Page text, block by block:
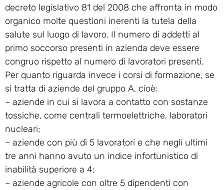
decreto legislativo 81 del 2008 che affronta in modo
organico molte questioni inerenti la tutela della
salute sul luogo di lavoro. Il numero di addetti al
primo soccorso presenti in azienda deve essere
congruo rispetto al numero di lavoratori presenti.
Per quanto riguarda invece i corsi di formazione, se
si tratta di aziende del gruppo A, cioè:
– aziende in cui si lavora a contatto con sostanze
tossiche, come centrali termoelettriche, laboratori
nucleari;
– aziende con più di 5 lavoratori e che negli ultimi
tre anni hanno avuto un indice infortunistico di
inabilità superiore a 4;
– aziende agricole con oltre 5 dipendenti con